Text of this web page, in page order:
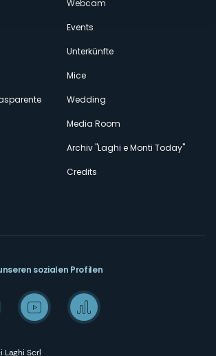
Webcam
Events
Unterkünfte
Mice
Wedding
Media Room
Archiv "Laghi e Monti Today"
Credits
Scrl
sozialen Profilen